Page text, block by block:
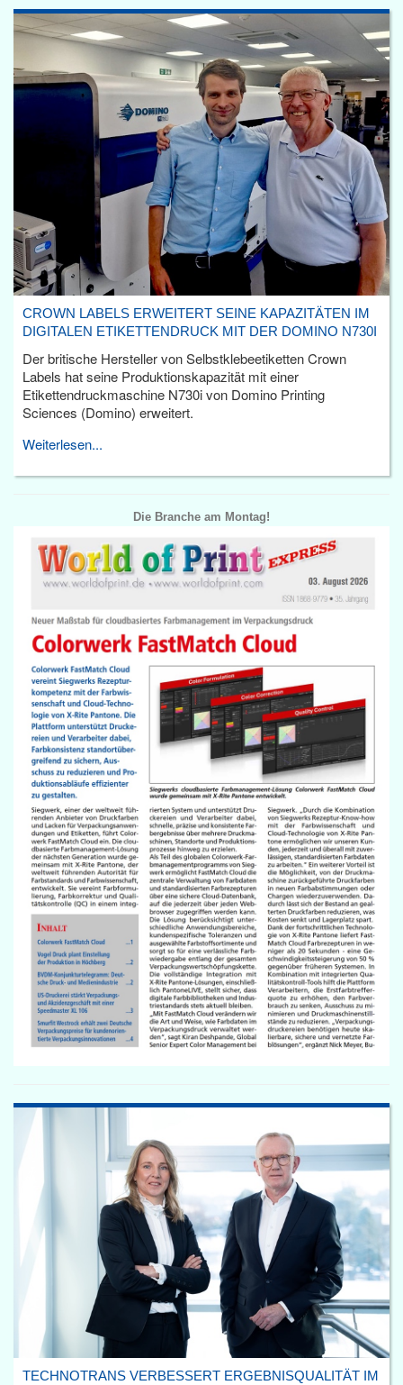
CROWN LABELS ERWEITERT SEINE KAPAZITÄTEN IM
DIGITALEN ETIKETTENDRUCK MIT DER DOMINO N730I
Der britische Hersteller von Selbstklebeetiketten Crown
Labels hat seine Produktionskapazität mit einer
Etikettendruckmaschine N730i von Domino Printing
Sciences (Domino) erweitert.
Weiterlesen...
Die Branche am Montag!
TECHNOTRANS VERBESSERT ERGEBNISQUALITÄT IM